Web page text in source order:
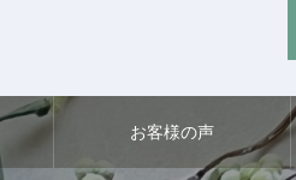
お客様の声